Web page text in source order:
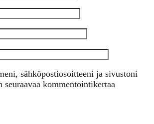
sähköpostiosoitteeni ja sivustoni
seuraavaa kommentointikertaa